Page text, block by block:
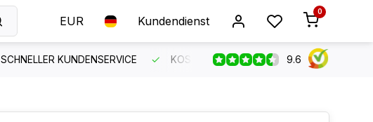
EUR Kundendienst
0
SCHNELLER KUNDENSERVICE KOSTENLOSER VERSAND AB 150 €
9.6